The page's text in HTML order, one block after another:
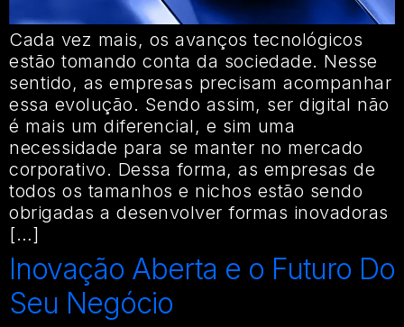
Cada vez mais, os avanços tecnológicos
estão tomando conta da sociedade. Nesse
sentido, as empresas precisam acompanhar
essa evolução. Sendo assim, ser digital não
é mais um diferencial, e sim uma
necessidade para se manter no mercado
corporativo. Dessa forma, as empresas de
todos os tamanhos e nichos estão sendo
obrigadas a desenvolver formas inovadoras
[…]
Inovação Aberta e o Futuro Do
Seu Negócio